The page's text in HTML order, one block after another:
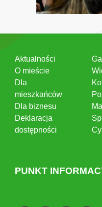
Aktualności
O mieście
Dla
mieszkańców
Dla biznesu
Deklaracja
dostępności
PUNKT